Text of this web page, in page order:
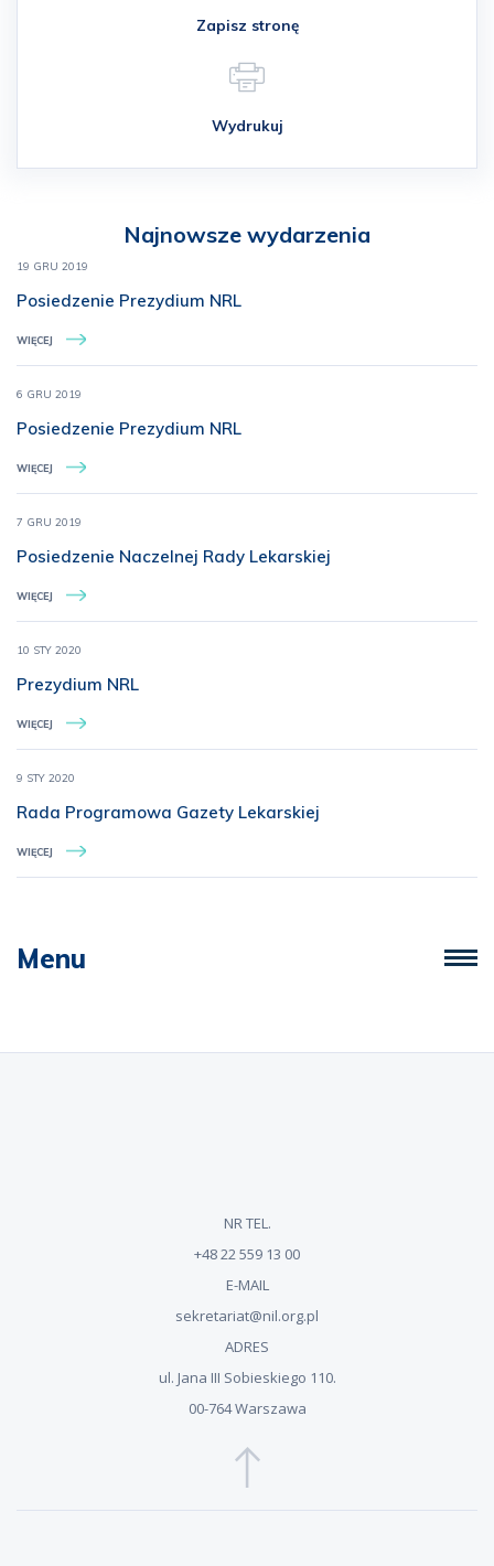
Najnowsze wydarzenia
19 GRU 2019
Posiedzenie Prezydium NRL
WIĘCEJ
6 GRU 2019
Posiedzenie Prezydium NRL
WIĘCEJ
7 GRU 2019
Posiedzenie Naczelnej Rady Lekarskiej
WIĘCEJ
10 STY 2020
Prezydium NRL
WIĘCEJ
9 STY 2020
Rada Programowa Gazety Lekarskiej
WIĘCEJ
Menu
Zapisz stronę
Wydrukuj
NR TEL.
+48 22 559 13 00
E-MAIL
sekretariat@nil.org.pl
ADRES
ul. Jana III Sobieskiego 110.
00-764 Warszawa